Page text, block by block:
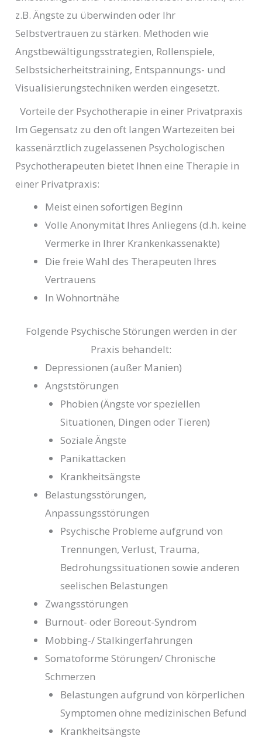
z.B. Ängste zu überwinden oder Ihr
Selbstvertrauen zu stärken. Methoden wie
Angstbewältigungsstrategien, Rollenspiele,
Selbstsicherheitstraining, Entspannungs- und
Visualisierungstechniken werden eingesetzt.
Vorteile der Psychotherapie in einer Privatpraxis
Im Gegensatz zu den oft langen Wartezeiten bei
kassenärztlich zugelassenen Psychologischen
Psychotherapeuten bietet Ihnen eine Therapie in
einer Privatpraxis:
Meist einen sofortigen Beginn
Volle Anonymität Ihres Anliegens (d.h. keine
Vermerke in Ihrer Krankenkassenakte)
Die freie Wahl des Therapeuten Ihres
Vertrauens
In Wohnortnähe
Folgende Psychische Störungen werden in der
Praxis behandelt:
Depressionen (außer Manien)
Angststörungen
Phobien (Ängste vor speziellen
Situationen, Dingen oder Tieren)
Soziale Ängste
Panikattacken
Krankheitsängste
Belastungsstörungen,
Anpassungsstörungen
Psychische Probleme aufgrund von
Trennungen, Verlust, Trauma,
Bedrohungssituationen sowie anderen
seelischen Belastungen
Zwangsstörungen
Burnout- oder Boreout-Syndrom
Mobbing-/ Stalkingerfahrungen
Somatoforme Störungen/ Chronische
Schmerzen
Belastungen aufgrund von körperlichen
Symptomen ohne medizinischen Befund
Krankheitsängste